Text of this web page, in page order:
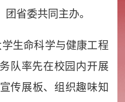
省委共同主办。
生命科学与健康工程
队率先在校园内开展
传展板、组织趣味知